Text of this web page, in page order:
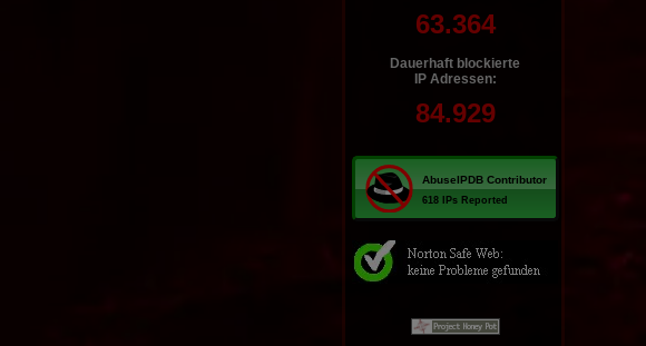
63.364
Dauerhaft blockierte
IP Adressen:
84.929